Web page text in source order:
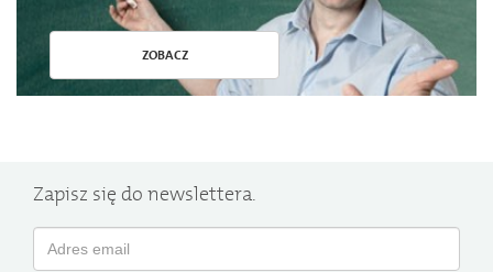
ZOBACZ
Zapisz się do newslettera.